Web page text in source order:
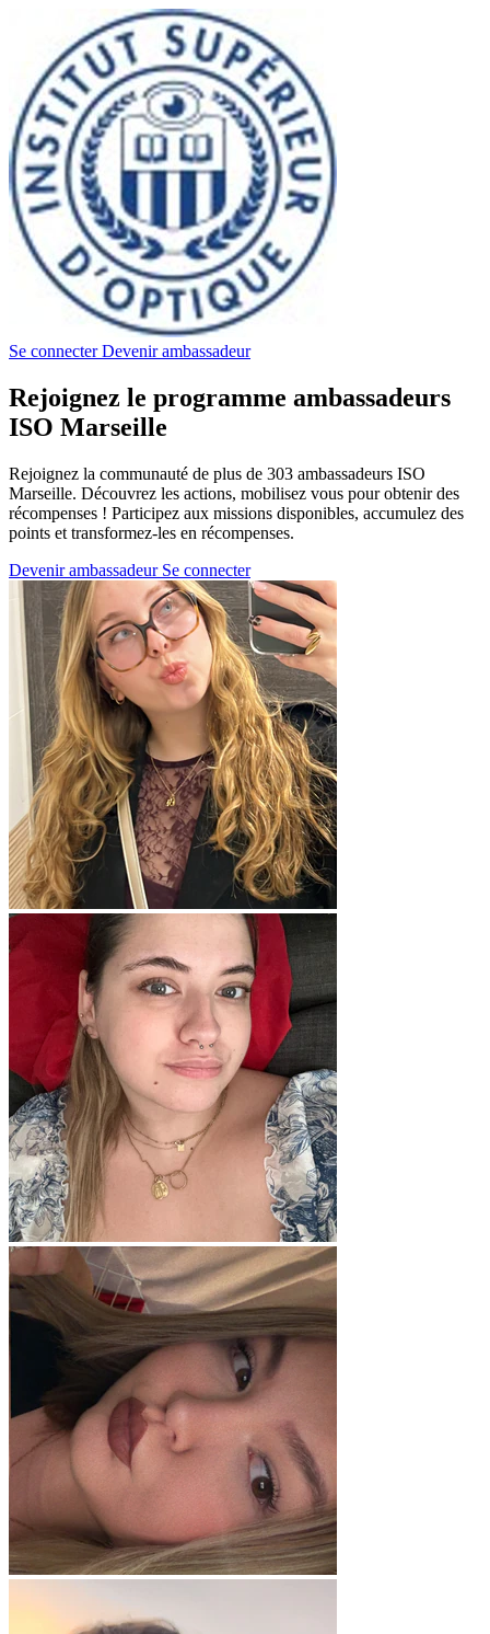
Se connecterDevenir ambassadeur
Rejoignez le programme ambassadeurs
ISO Marseille
Rejoignez la communauté de plus de 303 ambassadeurs ISO
Marseille. Découvrez les actions, mobilisez vous pour obtenir des
récompenses ! Participez aux missions disponibles, accumulez des
points et transformez-les en récompenses.
Devenir ambassadeur Se connecter